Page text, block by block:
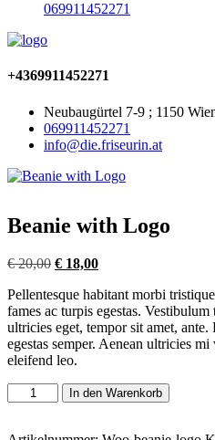
069911452271
+4369911452271
Neubaugürtel 7-9 ; 1150
069911452271
info@die.friseurin.at
Beanie with Logo
€20,00 Ursprünglicher
war:
€ 20,00
€ 18,00Aktueller
ist:
€ 18,00.
Pellentesque habitant morbi
fames ac turpis egestas.
ultricies eget, tempor sit amet,
egestas semper. Aenean ultricies
eleifend leo.
Beanie
with
In den Warenkorb